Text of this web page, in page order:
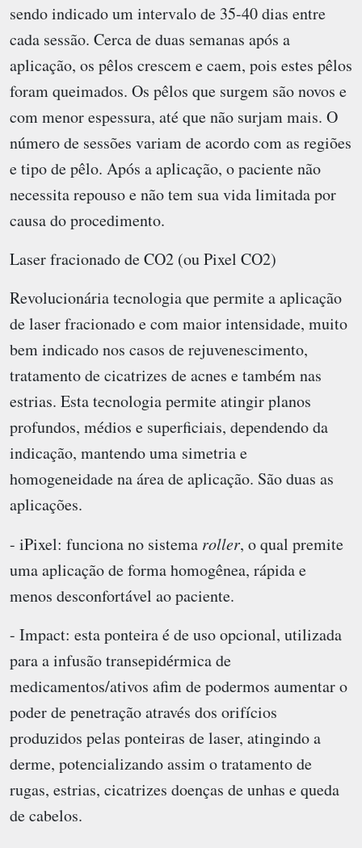
sendo indicado um intervalo de 35-40 dias entre
cada sessão. Cerca de duas semanas após a
aplicação, os pêlos crescem e caem, pois estes pêlos
foram queimados. Os pêlos que surgem são novos e
com menor espessura, até que não surjam mais. O
número de sessões variam de acordo com as regiões
e tipo de pêlo. Após a aplicação, o paciente não
necessita repouso e não tem sua vida limitada por
causa do procedimento.
Laser fracionado de CO2 (ou Pixel CO2)
Revolucionária tecnologia que permite a aplicação
de laser fracionado e com maior intensidade, muito
bem indicado nos casos de rejuvenescimento,
tratamento de cicatrizes de acnes e também nas
estrias. Esta tecnologia permite atingir planos
profundos, médios e superficiais, dependendo da
indicação, mantendo uma simetria e
homogeneidade na área de aplicação. São duas as
aplicações.
- iPixel: funciona no sistema roller, o qual premite
uma aplicação de forma homogênea, rápida e
menos desconfortável ao paciente.
- Impact: esta ponteira é de uso opcional, utilizada
para a infusão transepidérmica de
medicamentos/ativos afim de podermos aumentar o
poder de penetração através dos orifícios
produzidos pelas ponteiras de laser, atingindo a
derme, potencializando assim o tratamento de
rugas, estrias, cicatrizes doenças de unhas e queda
de cabelos.